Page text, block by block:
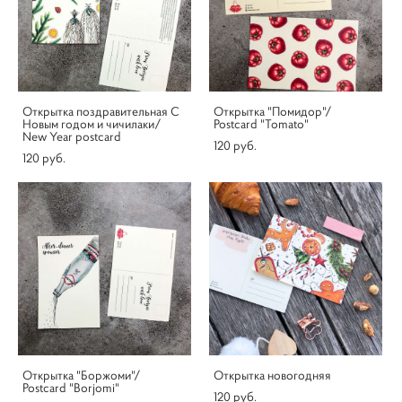
Открытка поздравительная С
Новым годом и чичилаки/
New Year postcard
120 pуб.
Открытка "Помидор"/
Postcard "Tomato"
120 pуб.
Открытка "Боржоми"/
Postcard "Borjomi"
Открытка новогодняя
120 pуб.